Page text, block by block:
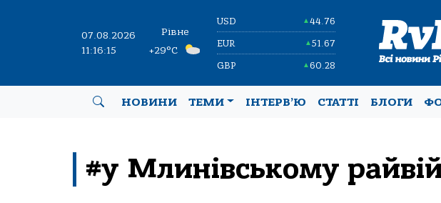
07.08.2026
11:16:16
Рівне
+29°C
USD ▲44.76
EUR ▲51.67
GBP ▲60.28
НОВИНИ ТЕМИ ІНТЕРВ’Ю СТАТТІ БЛОГИ
#у Млинівському